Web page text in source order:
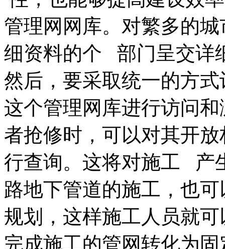
管理网网库。对繁多的
细资料的个 部门呈交详
然后，要采取统一的方
这个管理网库进行访问
者抢修时，可以对其开
行查询。这将对施工 产
路地下管道的施工，也
规划，这样施工人员就
完成施工的管网转化为